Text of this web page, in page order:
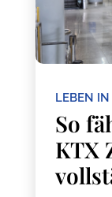
LEBEN IN
So
KTX